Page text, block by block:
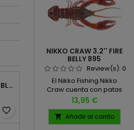
AGR SHAKY HEAD BLACK 4PK
favorite_border
NIKKO CRAW 3.2'' FIRE
BELLY 895
Review(s): 0
El Nikko Fishing Nikko
Craw cuenta con patas
ultra realistas, antenas,
ángulos de cuerpo
arqueado y una postura
amplia de sus pinzas,
Precio
13,95 €
 Añadir al carrito